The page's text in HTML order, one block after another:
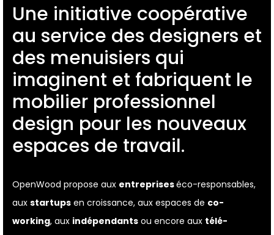
Une initiative coopérative
au service des designers et
des menuisiers qui
imaginent et fabriquent le
mobilier professionnel
design pour les nouveaux
espaces de travail.
OpenWood propose aux entrepriseséco-responsables,
aux startups en croissance, aux espaces de co-
working, aux indépendants ou encore aux télé-